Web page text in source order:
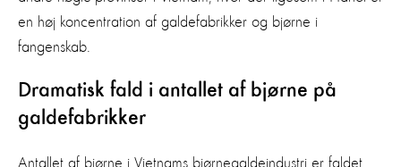
en høj koncentration af galdefabrikker og bjørne i
fangenskab.
Dramatisk fald i antallet af bjørne på
galdefabrikker
Antallet af bjørne i Vietnams bjørnegaldeindustri er faldet